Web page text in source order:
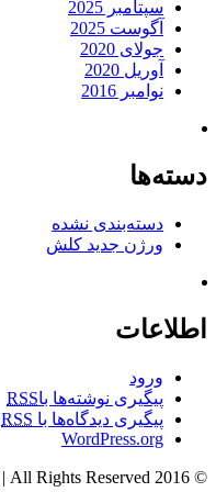
سپتامبر 2025
آگوست 2025
جولای 2020
آوریل 2020
نوامبر 2016
دسته‌ها
دسته‌بندی نشده
ورژن جدید کلش
اطلاعات
ورود
پیگیری نوشته‌ها باRSS
پیگیری دیدگاه‌ها با RSS
WordPress.org
© 2016 All Rights Reserved
|